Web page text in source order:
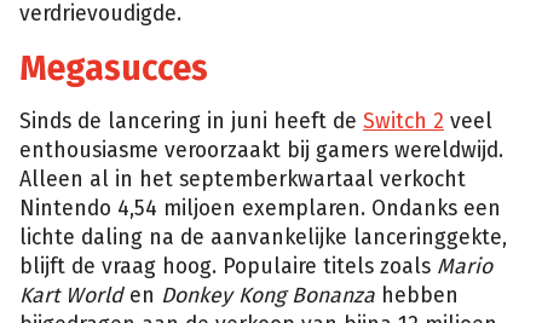
verdrievoudigde.
Megasucces
Sinds de lancering in juni heeft de Switch 2 veel
enthousiasme veroorzaakt bij gamers wereldwijd.
Alleen al in het septemberkwartaal verkocht
Nintendo 4,54 miljoen exemplaren. Ondanks een
lichte daling na de aanvankelijke lanceringgekte,
blijft de vraag hoog. Populaire titels zoals Mario
Kart Worlden Donkey Kong Bonanza hebben